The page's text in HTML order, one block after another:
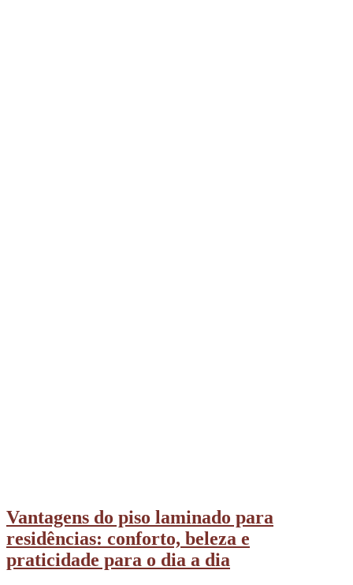
Vantagens do piso laminado para
residências: conforto, beleza e
praticidade para o dia a dia